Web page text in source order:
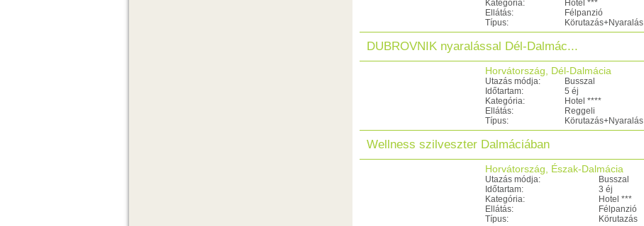
Kategória:
Hotel ***
Ellátás:
Félpanzió
Típus:
Körutazás+Nyaralás
DUBROVNIK nyaralással Dél-Dalmác...
Horvátország, Dél-Dalmácia
Utazás módja:
Busszal
Időtartam:
5 éj
Kategória:
Hotel ****
Ellátás:
Reggeli
Típus:
Körutazás+Nyaralás
Wellness szilveszter Dalmáciában
Horvátország, Észak-Dalmácia
Utazás módja:
Busszal
Időtartam:
3 éj
Kategória:
Hotel ***
Ellátás:
Félpanzió
Típus:
Körutazás